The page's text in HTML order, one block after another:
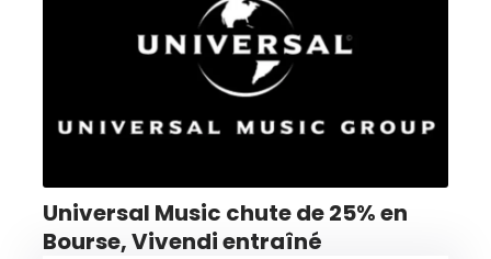
Universal Music chute de 25% en
Bourse, Vivendi entraîné